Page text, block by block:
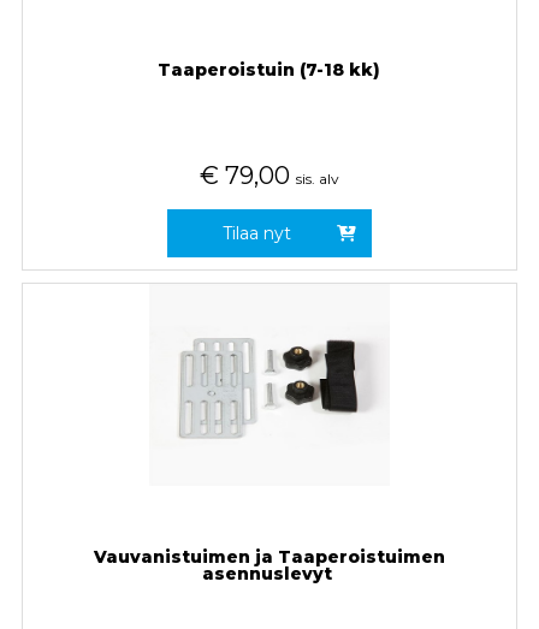
Taaperoistuin (7-18 kk)
€ 79,00 sis. alv
Tilaa nyt
Vauvanistuimen ja Taaperoistuimen
asennuslevyt